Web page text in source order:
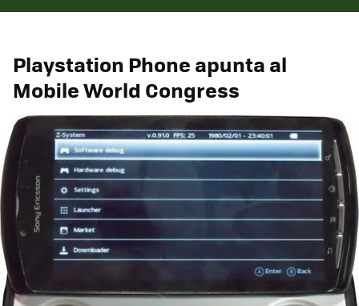
Playstation Phone apunta al
Mobile World Congress